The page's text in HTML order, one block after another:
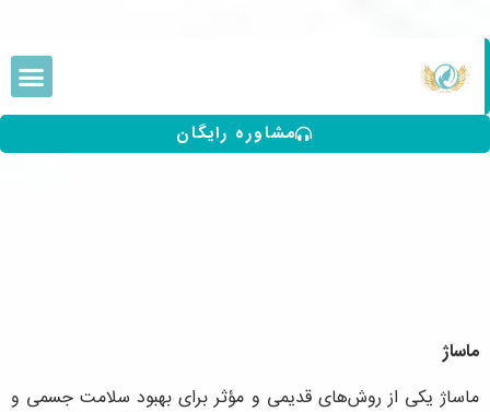
مشاوره رایگان
ماساژ
ماساژ یکی از روش‌های قدیمی و مؤثر برای بهبود سلامت جسمی و